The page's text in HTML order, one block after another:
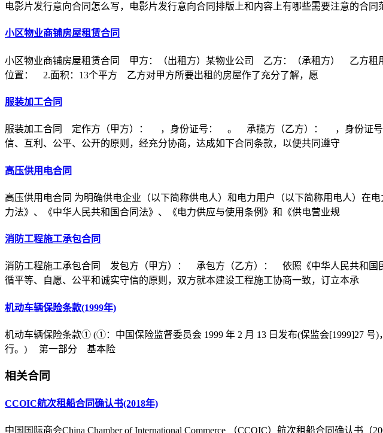
电影片发行意向合同怎么写，电影片发行意向合同排版上和内容上有哪些需要注意的合
小区物业商铺房屋租赁合同
小区物业商铺房屋租赁合同 甲方：（出租方）某物业公司 乙方：（承租方） 乙方
位置： 2.面积：13个平方 乙方对甲方所要出租的房屋作了充分了解，愿
服装加工合同
服装加工合同 定作方（甲方）： ，身份证号： 。 承揽方（乙方）： ，身份证号
信、互利、公平、公开的原则，经充分协商，达成如下合同条款，以便共同遵守
高压供用电合同
高压供用电合同 为明确供电企业（以下简称供电人）和电力用户（以下简称用电人）在
力法》、《中华人民共和国合同法》、《电力供应与使用条例》和《供电营业规
消防工程施工承包合同
消防工程施工承包合同 发包方（甲方）： 承包方（乙方）： 依照《中华人民共和国
循平等、自愿、公平和诚实守信的原则，双方就本建设工程施工协商一致，订立本承
机动车辆保险条款(1999年)
机动车辆保险条款① (①：中国保险监督委员会 1999 年 2 月 13 日发布(保监会[1999]27
行。) 第一部分 基本险
相关合同
CCOIC航次租船合同确认书(2018年)
中国国际商会China Chamber of International Commerce （CCOIC）航次租船合同确认书（